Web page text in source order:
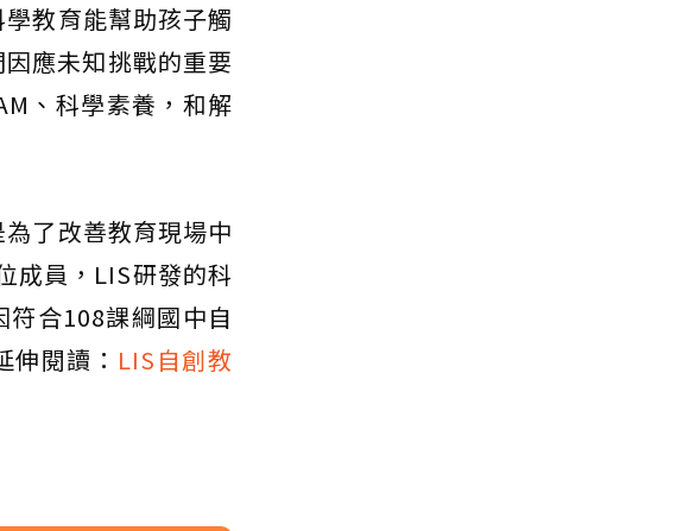
教育能幫助孩子觸
應未知挑戰的重要
、科學素養，和解
了改善教育現場中
成員，LIS研發的科
合108課綱國中自
閱讀： LIS自創教